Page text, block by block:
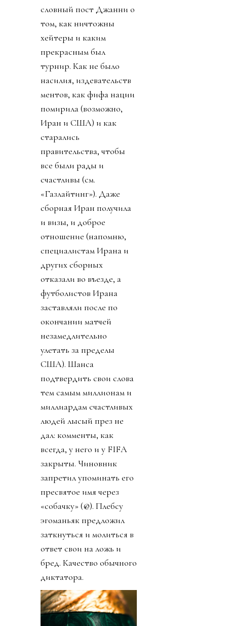
словный пост Джанни о
том, как ничтожны
хейтеры и каким
прекрасным был
турнир. Как не было
насилия, издевательств
ментов, как фифа нации
помирила (возможно,
Иран и США) и как
старались
правительства, чтобы
все были рады и
счастливы (см.
«Газлайтинг»). Даже
сборная Иран получила
и визы, и доброе
отношение (напомню,
специалистам Ирана и
других сборных
отказали во въезде, а
футболистов Ирана
заставляли после по
окончании матчей
незамедлительно
улетать за пределы
США). Шанса
подтвердить свои слова
тем самым миллионам и
миллиардам счастливых
людей лысый през не
дал: комменты, как
всегда, у него и у FIFA
закрыты. Чиновник
запретил упоминать его
пресвятое имя через
«собачку» (@). Плебсу
эгоманьяк предложил
заткнуться и молиться в
ответ свои на ложь и
бред. Качество обычного
диктатора.